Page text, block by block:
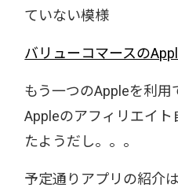
ていない模様
バリューコマースの
もう一つのAppleを利用
Appleのアフィリエイト
たようだし。。。
予定通りアプリの紹介